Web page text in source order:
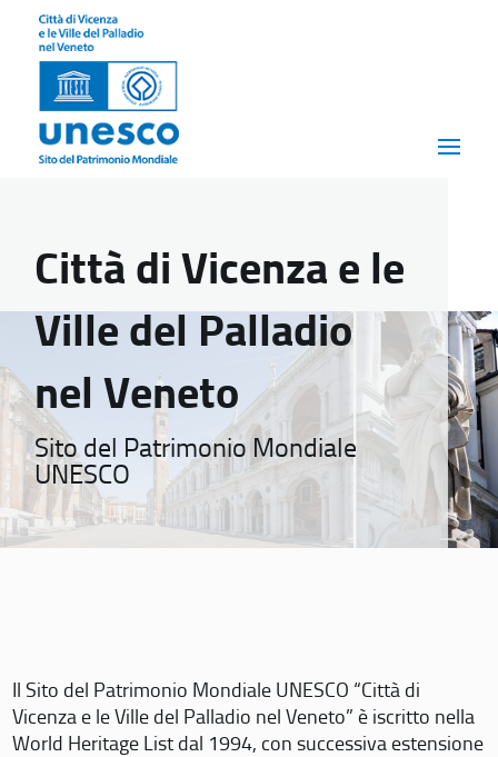
Città di Vicenza e le
Ville del Palladio
nel Veneto
Sito del Patrimonio Mondiale
UNESCO
Il Sito del Patrimonio Mondiale UNESCO “Città di
Vicenza e le Ville del Palladio nel Veneto” è iscritto nella
World Heritage List dal 1994, con successiva estensione